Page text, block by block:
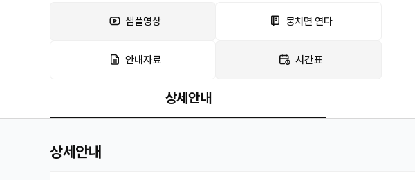
샘플영상 뭉치면 연다
안내자료 시간표
상세안내
상세안내